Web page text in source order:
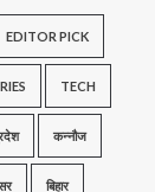
EDITOR PICK
TECH
कन्नौज
बिहार